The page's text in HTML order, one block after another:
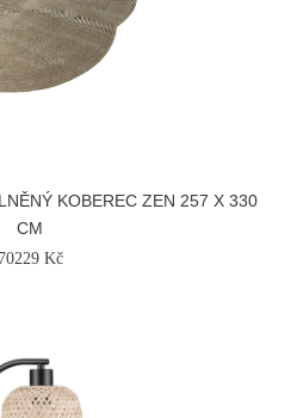
KOBEREC ZEN 257 X 330
CM
70229 Kč